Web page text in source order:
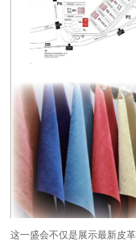
这一盛会不仅是展示最新皮